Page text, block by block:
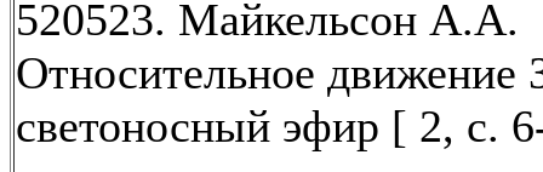
520523. Майкельсон А.А.
Относительное движение
светоносный эфир [ 2, c.